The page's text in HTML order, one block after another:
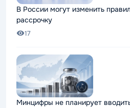
В России могут изменить
рассрочку
17
Минцифры не планирует